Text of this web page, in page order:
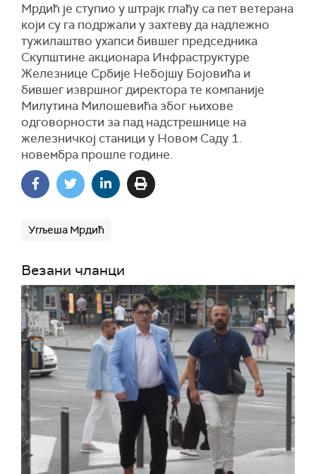
Мрдић је ступио у штрајк глађу са пет ветерана
који су га подржали у захтеву да надлежно
тужилаштво ухапси бившег председника
Скупштине акционара Инфраструктуре
Железнице Србије Небојшу Бојовића и
бившег извршног директора те компаније
Милутина Милошевића због њихове
одговорности за пад надстрешнице на
железничкој станици у Новом Саду 1.
новембра прошле године.
Угљеша Мрдић
Везани чланци